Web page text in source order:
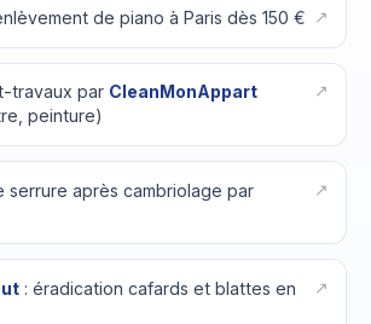
de piano à Paris dès 150 €
travaux par CleanMonAppart
peinture)
serrure après cambriolage par
: éradication cafards et blattes en